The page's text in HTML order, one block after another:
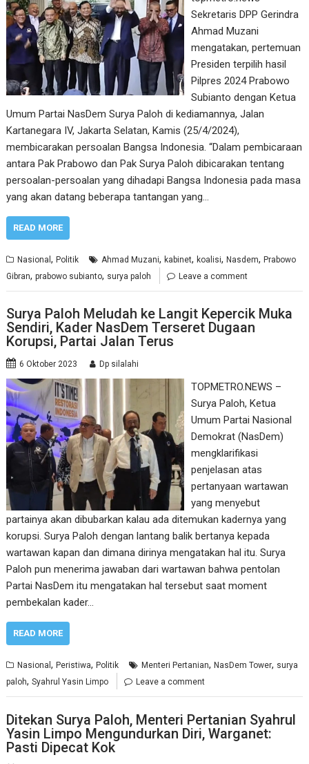
Sekretaris DPP Gerindra
Ahmad Muzani
mengatakan, pertemuan
Presiden terpilih hasil
Pilpres 2024 Prabowo
Subianto dengan Ketua
Umum Partai NasDem Surya Paloh di kediamannya, Jalan
Kartanegara IV, Jakarta Selatan, Kamis (25/4/2024),
membicarakan persoalan Bangsa Indonesia. “Dalam pembicaraan
antara Pak Prabowo dan Pak Surya Paloh dibicarakan tentang
persoalan-persoalan yang dihadapi Bangsa Indonesia pada masa
yang akan datang beberapa tantangan yang…
READ MORE
Nasional,Politik Ahmad Muzani,kabinet,koalisi,Nasdem,Prabowo
Gibran,prabowo subianto, surya paloh Leave a comment
Surya Paloh Meludah ke Langit Kepercik Muka
Sendiri, Kader NasDem Terseret Dugaan
Korupsi, Partai Jalan Terus
6 Oktober 2023 Dp silalahi
TOPMETRO.NEWS –
Surya Paloh, Ketua
Umum Partai Nasional
Demokrat (NasDem)
mengklarifikasi
penjelasan atas
pertanyaan wartawan
yang menyebut
partainya akan dibubarkan kalau ada ditemukan kadernya yang
korupsi. Surya Paloh dengan lantang balik bertanya kepada
wartawan kapan dan dimana dirinya mengatakan hal itu. Surya
Paloh pun menerima jawaban dari wartawan bahwa pentolan
Partai NasDem itu mengatakan hal tersebut saat moment
pembekalan kader…
READ MORE
Nasional,Peristiwa,Politik Menteri Pertanian,NasDem Tower, surya
paloh,Syahrul Yasin Limpo Leave a comment
Ditekan Surya Paloh, Menteri Pertanian Syahrul
Yasin Limpo Mengundurkan Diri, Warganet:
Pasti Dipecat Kok